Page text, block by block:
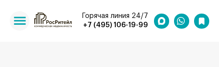
+7 (495) 106-19-99
Горячая линия 24/7